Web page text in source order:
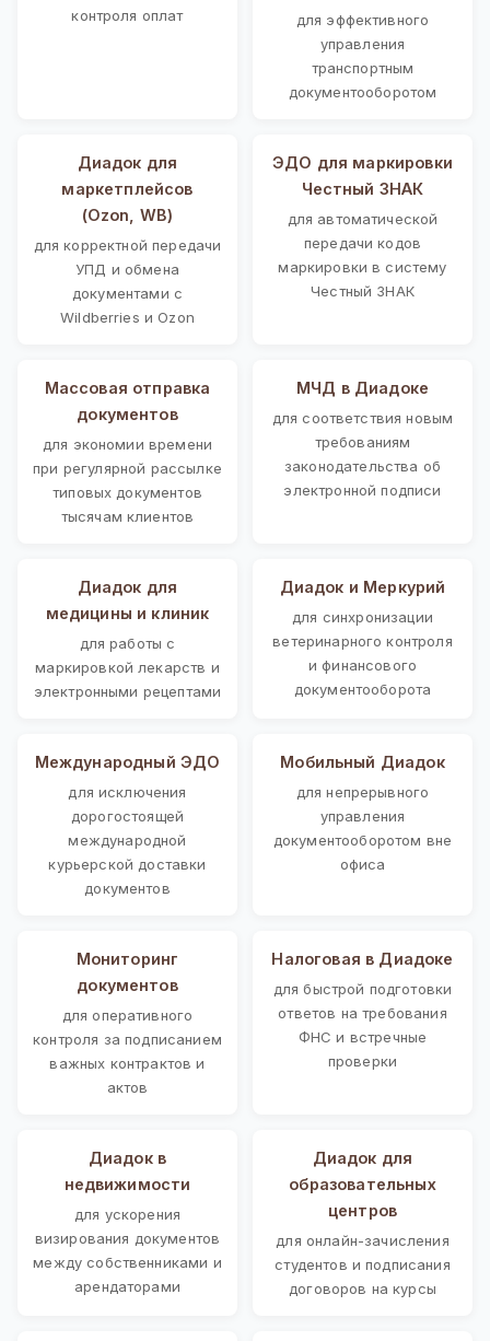
контроля оплат
для эффективного
управления
транспортным
документооборотом
Диадок для
маркетплейсов
(Ozon, WB)
для корректной передачи
УПД и обмена
документами с
Wildberries и Ozon
ЭДО для маркировки
Честный ЗНАК
для автоматической
передачи кодов
маркировки в систему
Честный ЗНАК
Массовая отправка
документов
для экономии времени
при регулярной рассылке
типовых документов
тысячам клиентов
МЧД в Диадоке
для соответствия новым
требованиям
законодательства об
электронной подписи
Диадок для
медицины и клиник
для работы с
маркировкой лекарств и
электронными рецептами
Диадок и Меркурий
для синхронизации
ветеринарного контроля
и финансового
документооборота
Международный ЭДО
для исключения
дорогостоящей
международной
курьерской доставки
документов
Мобильный Диадок
для непрерывного
управления
документооборотом вне
офиса
Мониторинг
документов
для оперативного
контроля за подписанием
важных контрактов и
актов
Налоговая в Диадоке
для быстрой подготовки
ответов на требования
ФНС и встречные
проверки
Диадок в
недвижимости
для ускорения
визирования документов
между собственниками и
арендаторами
Диадок для
образовательных
центров
для онлайн-зачисления
студентов и подписания
договоров на курсы